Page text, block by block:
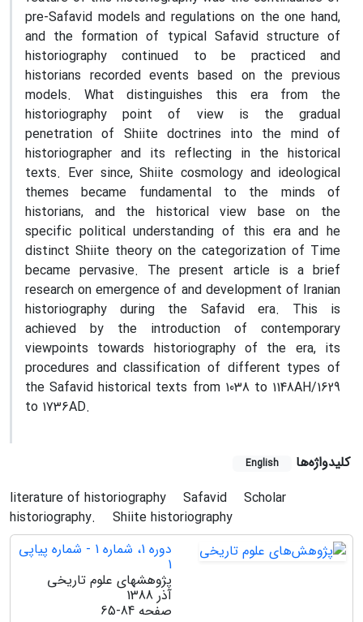
pre-Safavid models and regulations on the one hand,
and the formation of typical Safavid structure of
historiography continued to be practiced and
historians recorded events based on the previous
models. What distinguishes this era from the
historiography point of view is the gradual
penetration of Shiite doctrines into the mind of
historiographer and its reflecting in the historical
texts. Ever since, Shiite cosmology and ideological
themes became fundamental to the minds of
historians, and the historical view base on the
specific political understanding of this era and he
distinct Shiite theory on the categorization of Time
became pervasive. The present article is a brief
research on emergence of and development of Iranian
historiography during the Safavid era. This is
achieved by the introduction of contemporary
viewpoints towards historiography of the era, its
procedures and classification of different types of
the Safavid historical texts from 1038 to 1148AH/1629
to 1736AD.
کلیدواژه‌ها English
literature of historiography Safavid
Scholar
historiography.
Shiite historiography
دوره 1، شماره 1 - شماره پیاپی
1
پژوهشهای علوم تاریخی
آذر 1388
صفحه 65-84